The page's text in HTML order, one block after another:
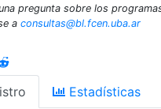
pregunta sobre los
a consultas@bl.fcen.uba.ar
Estadísticas